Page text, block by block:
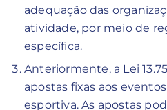
adequação das
atividade, por meio de
específica.
Anteriormente, a Lei
apostas fixas aos
esportiva. As apostas